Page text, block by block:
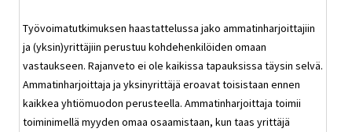
Työvoimatutkimuksen haastattelussa jako ammatinharjoittajiin
ja (yksin)yrittäjiin perustuu kohdehenkilöiden omaan
vastaukseen. Rajanveto ei ole kaikissa tapauksissa täysin selvä.
Ammatinharjoittaja ja yksinyrittäjä eroavat toisistaan ennen
kaikkea yhtiömuodon perusteella. Ammatinharjoittaja toimii
toiminimellä myyden omaa osaamistaan, kun taas yrittäjä